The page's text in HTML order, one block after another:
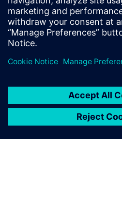
Koen de
Director Product
Simulation